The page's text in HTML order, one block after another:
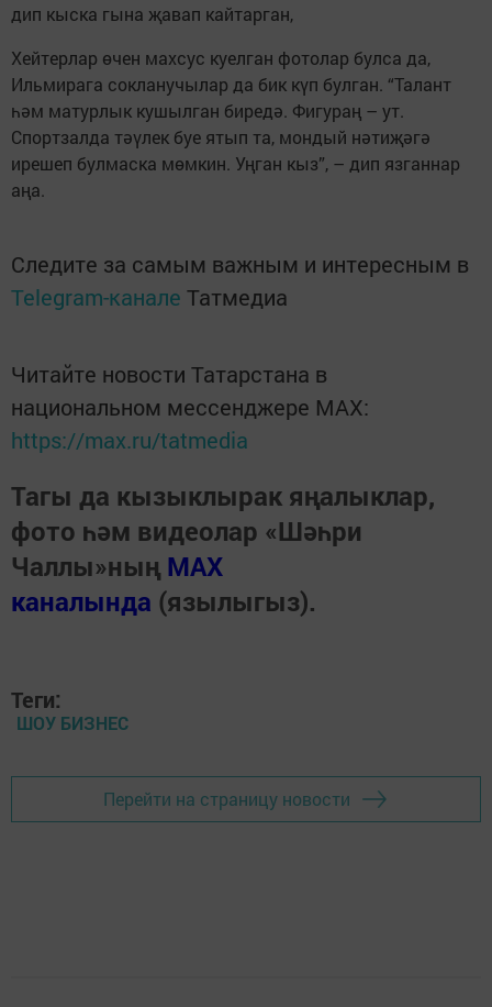
дип кыска гына җавап кайтарган,
Хейтерлар өчен махсус куелган фотолар булса да,
Ильмирага сокланучылар да бик күп булган. “Талант
һәм матурлык кушылган биредә. Фигураң – ут.
Спортзалда тәүлек буе ятып та, мондый нәтиҗәгә
ирешеп булмаска мөмкин. Уңган кыз”, – дип язганнар
аңа.
Следите за самым важным и интересным в
Telegram-канале Татмедиа
Читайте новости Татарстана в
национальном мессенджере MАХ:
https://max.ru/tatmedia
Тагы да кызыклырак яңалыклар,
фото һәм видеолар «Шәһри
Чаллы»ның MAX
каналында (язылыгыз).
Теги:
ШОУ БИЗНЕС
Перейти на страницу новости